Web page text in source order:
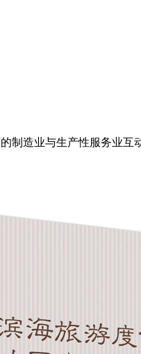
制造业与生产性服务业互